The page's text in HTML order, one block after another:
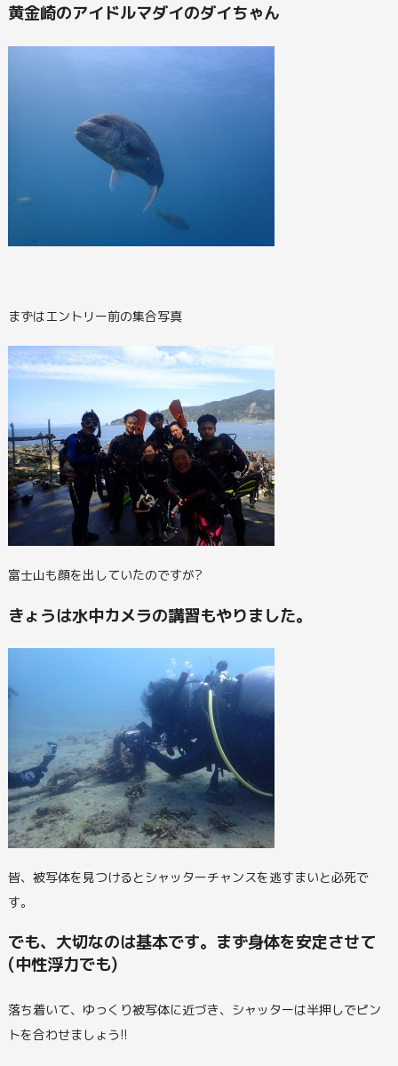
黄金崎のアイドルマダイのダイちゃん
まずはエントリー前の集合写真
富士山も顔を出していたのですが?
きょうは水中カメラの講習もやりました。
皆、被写体を見つけるとシャッターチャンスを逃すまいと必死で
す。
でも、大切なのは基本です。まず身体を安定させて
(中性浮力でも)
落ち着いて、ゆっくり被写体に近づき、シャッターは半押しでピン
トを合わせましょう!!